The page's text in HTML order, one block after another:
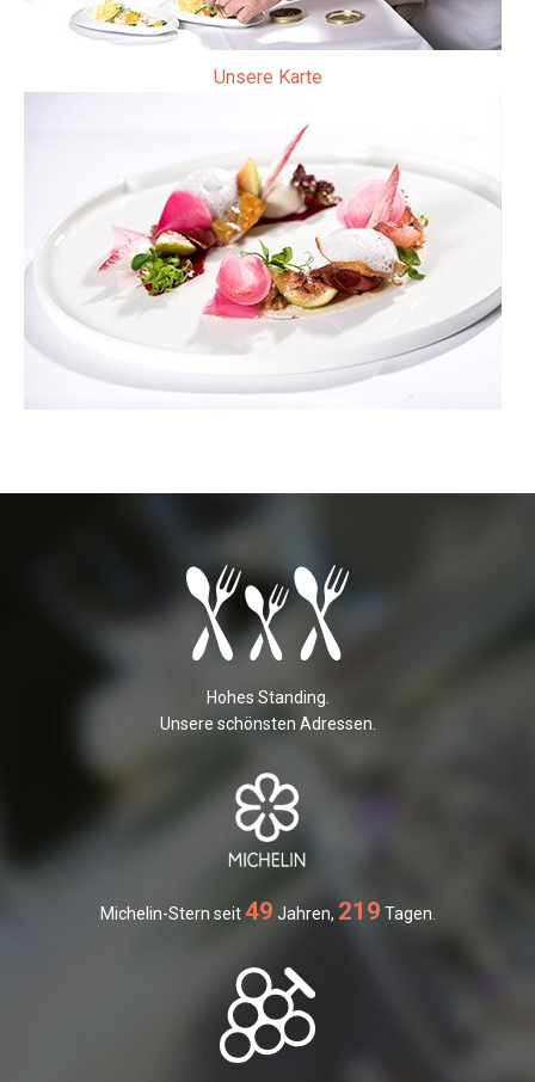
Unsere Karte
Hohes Standing.
Unsere schönsten Adressen.
Michelin-Stern seit49 Jahren, 219 Tagen.